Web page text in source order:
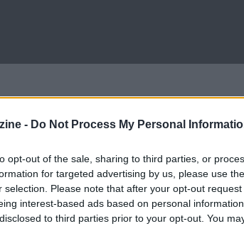
- Do Not Process My Personal
opt-out of the sale, sharing to third parties, or
for targeted advertising by us, please use
selection. Please note that after your opt-out
interest-based ads based on personal
to third parties prior to your opt-out. You